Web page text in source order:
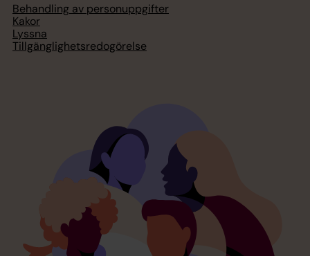
Behandling av personuppgifter
Kakor
Lyssna
Tillgänglighetsredogörelse